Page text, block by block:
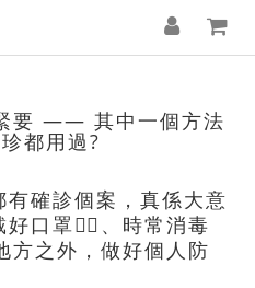
要 —— 其中一個方法
珍都用過?
確診個案，真係大意
好口罩 👍🏻 、時常消毒
方之外，做好個人防